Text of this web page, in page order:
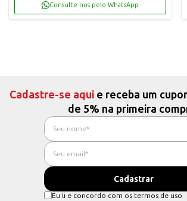
Consulte-nos pelo WhatsApp
Cadastre-se aqui e receba um
de 5% na primeira
Eu li e concordo com os termos de uso